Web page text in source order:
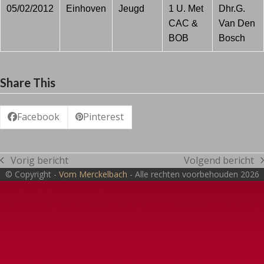
05/02/2012 Einhoven Jeugd
1 U. Met
CAC &
BOB
Dhr.G.
Van Den
Bosch
Share This
Facebook Pinterest
previous
post:
Vorig bericht
next
post:
Volgend bericht
© Copyright - Vom Merckelbach - Alle rechten voorbehouden 2026